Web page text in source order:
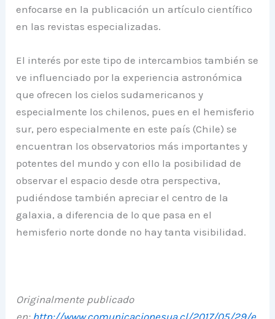
enfocarse en la publicación un artículo científico
en las revistas especializadas.
El interés por este tipo de intercambios también se
ve influenciado por la experiencia astronómica
que ofrecen los cielos sudamericanos y
especialmente los chilenos, pues en el hemisferio
sur, pero especialmente en este país (Chile) se
encuentran los observatorios más importantes y
potentes del mundo y con ello la posibilidad de
observar el espacio desde otra perspectiva,
pudiéndose también apreciar el centro de la
galaxia, a diferencia de lo que pasa en el
hemisferio norte donde no hay tanta visibilidad.
Originalmente publicado